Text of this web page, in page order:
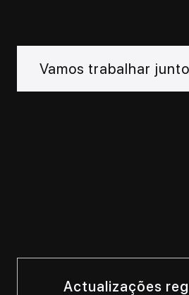
Vamos trabalhar
Actualizações